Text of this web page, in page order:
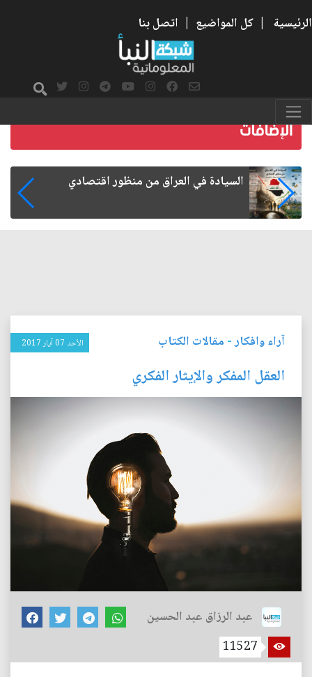
الرئيسية | كل المواضيع | اتصل بنا
ما بعد الأربعين.. كيف اتسعت الزيارة من هويتها
آراء وافكار- مقالات الكتاب الأحد 07 آيار 2017
العقل المفكر والإيثار الفكري
عبد الرزاق عبد الحسين
11527